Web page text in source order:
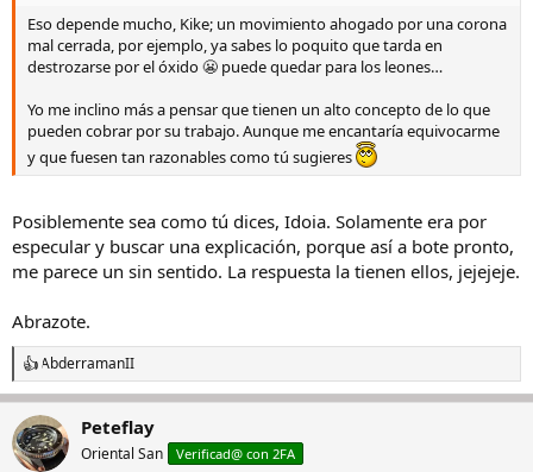
Eso depende mucho, Kike; un movimiento ahogado por una corona
mal cerrada, por ejemplo, ya sabes lo poquito que tarda en
destrozarse por el óxido 😬 puede quedar para los leones…
Yo me inclino más a pensar que tienen un alto concepto de lo que
pueden cobrar por su trabajo. Aunque me encantaría equivocarme
y que fuesen tan razonables como tú sugieres
Posiblemente sea como tú dices, Idoia. Solamente era por
especular y buscar una explicación, porque así a bote pronto,
me parece un sin sentido. La respuesta la tienen ellos, jejejeje.
Abrazote.
R
e
c
c
i
AbderramanII
Peteflay
Oriental San Verificad@ con 2FA